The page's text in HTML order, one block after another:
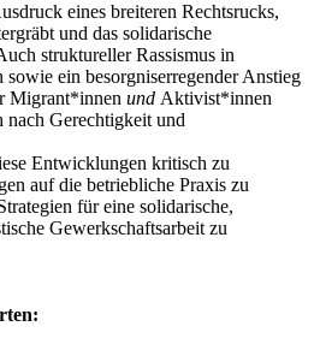
eines breiteren Rechtsrucks,
und das solidarische
struktureller Rassismus in
ein besorgniserregender Anstieg
Migrant*innen und Aktivist*innen
nach Gerechtigkeit und
Entwicklungen kritisch zu
auf die betriebliche Praxis zu
für eine solidarische,
Gewerkschaftsarbeit zu